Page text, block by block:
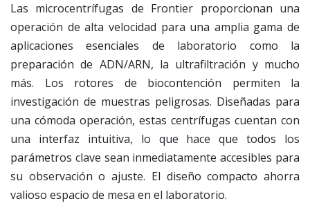
Las microcentrífugas de Frontier proporcionan una
operación de alta velocidad para una amplia gama de
aplicaciones esenciales de laboratorio como la
preparación de ADN/ARN, la ultrafiltración y mucho
más. Los rotores de biocontención permiten la
investigación de muestras peligrosas. Diseñadas para
una cómoda operación, estas centrífugas cuentan con
una interfaz intuitiva, lo que hace que todos los
parámetros clave sean inmediatamente accesibles para
su observación o ajuste. El diseño compacto ahorra
valioso espacio de mesa en el laboratorio.